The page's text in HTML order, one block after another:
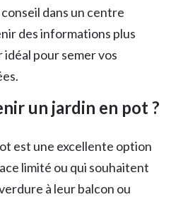
dans un centre
des informations plus
pour semer vos
un jardin en pot ?
est une excellente option
limité ou qui souhaitent
à leur balcon ou